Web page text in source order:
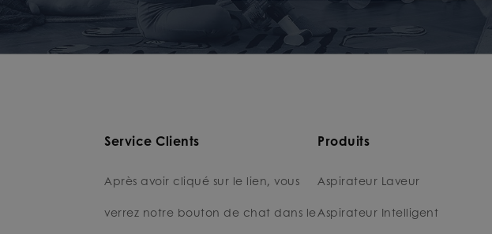
Service Clients
Après avoir cliqué sur le lien, vous
verrez notre bouton de chat dans le
Produits
Aspirateur Laveur
Aspirateur Intelligent